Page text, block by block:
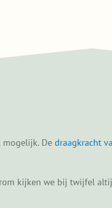
mogelijk. Dedraagkracht
kijken we bij twijfel